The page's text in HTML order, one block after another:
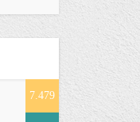
7.479